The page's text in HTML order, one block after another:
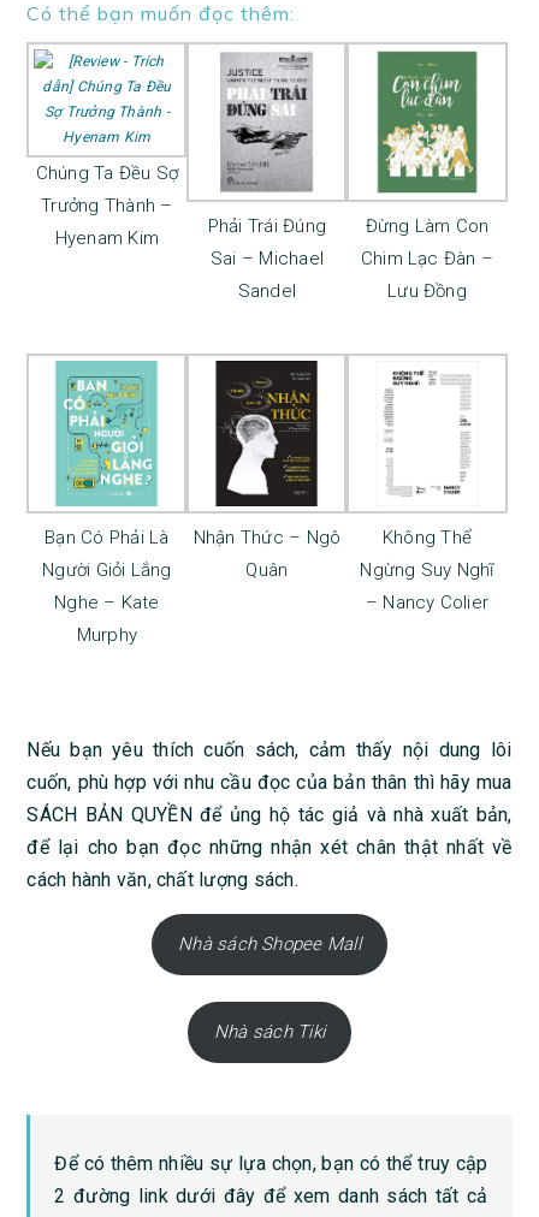
Có thể bạn muốn đọc thêm:
Chúng Ta Đều Sợ
Trưởng Thành –
Hyenam Kim
Phải Trái Đúng
Sai – Michael
Sandel
Đừng Làm Con
Chim Lạc Đàn –
Lưu Đồng
Bạn Có Phải Là
Người Giỏi Lắng
Nghe – Kate
Murphy
Nhận Thức – Ngô
Quân
Không Thể
Ngừng Suy Nghĩ
– Nancy Colier
Nếu bạn yêu thích cuốn sách, cảm thấy nội dung lôi
cuốn, phù hợp với nhu cầu đọc của bản thân thì hãy mua
SÁCH BẢN QUYỀN để ủng hộ tác giả và nhà xuất bản,
để lại cho bạn đọc những nhận xét chân thật nhất về
cách hành văn, chất lượng sách.
Nhà sách Shopee Mall
Nhà sách Tiki
Để có thêm nhiều sự lựa chọn, bạn có thể truy cập
2 đường link dưới đây để xem danh sách tất cả